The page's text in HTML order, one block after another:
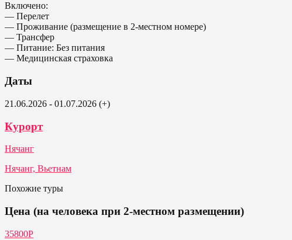
Включено:
— Перелет
— Проживание (размещение в 2-местном номере)
— Трансфер
— Питание: Без питания
— Медицинская страховка
Даты
21.06.2026 - 01.07.2026 (+)
Курорт
Нячанг
Нячанг, Вьетнам
Похожие туры
Цена (на человека при 2-местном размещении)
35800P